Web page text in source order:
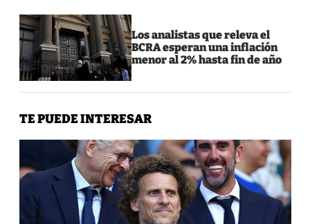
Los analistas que releva el
BCRA esperan una inflación
menor al 2% hasta fin de año
TE PUEDE INTERESAR